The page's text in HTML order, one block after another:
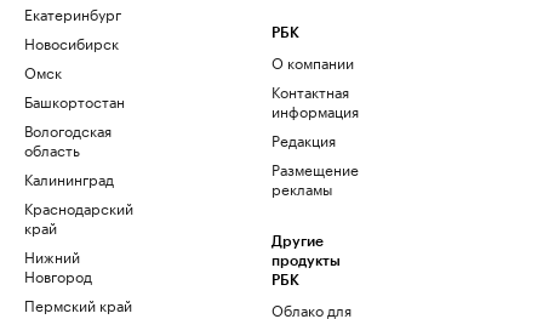
Екатеринбург
Новосибирск
Омск
Башкортостан
Вологодская
область
Калининград
Краснодарский
край
Нижний
Новгород
Пермский край
РБК
О компании
Контактная
информация
Редакция
Размещение
рекламы
Другие
продукты
РБК
Облако для